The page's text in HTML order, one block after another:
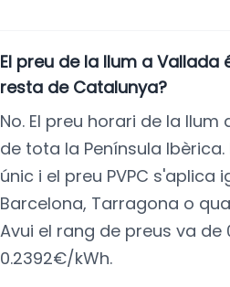
El preu de la llum a Vallada
resta de Catalunya?
No. El preu horari de la
de tota la Península
únic i el preu PVPC s'aplica
Barcelona, Tarragona o
Avui el rang de preus va de
0.2392€/kWh.